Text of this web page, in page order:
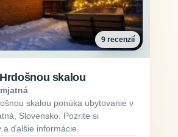
9 recenzií
skalou
skalou ponúka ubytovanie v
Slovensko. Pozrite si
a ďalšie informácie.